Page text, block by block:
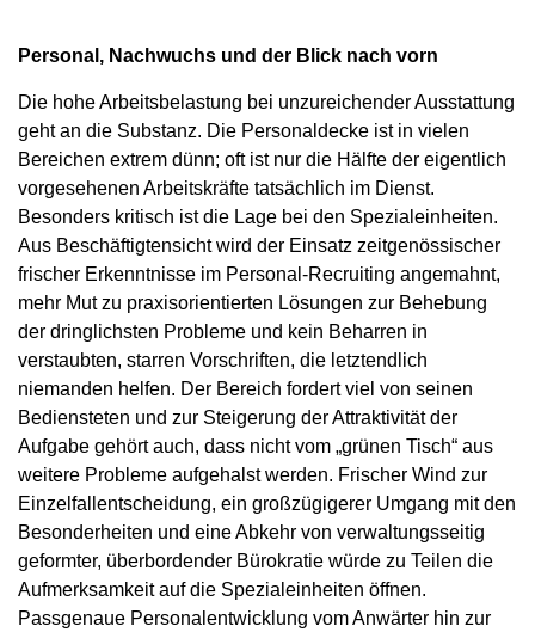
Personal, Nachwuchs und der Blick nach vorn
Die hohe Arbeitsbelastung bei unzureichender Ausstattung
geht an die Substanz. Die Personaldecke ist in vielen
Bereichen extrem dünn; oft ist nur die Hälfte der eigentlich
vorgesehenen Arbeitskräfte tatsächlich im Dienst.
Besonders kritisch ist die Lage bei den Spezialeinheiten.
Aus Beschäftigtensicht wird der Einsatz zeitgenössischer
frischer Erkenntnisse im Personal-Recruiting angemahnt,
mehr Mut zu praxisorientierten Lösungen zur Behebung
der dringlichsten Probleme und kein Beharren in
verstaubten, starren Vorschriften, die letztendlich
niemanden helfen. Der Bereich fordert viel von seinen
Bediensteten und zur Steigerung der Attraktivität der
Aufgabe gehört auch, dass nicht vom „grünen Tisch“ aus
weitere Probleme aufgehalst werden. Frischer Wind zur
Einzelfallentscheidung, ein großzügigerer Umgang mit den
Besonderheiten und eine Abkehr von verwaltungsseitig
geformter, überbordender Bürokratie würde zu Teilen die
Aufmerksamkeit auf die Spezialeinheiten öffnen.
Passgenaue Personalentwicklung vom Anwärter hin zur